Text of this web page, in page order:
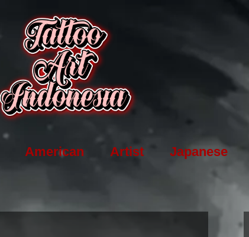
American Artist Japanese